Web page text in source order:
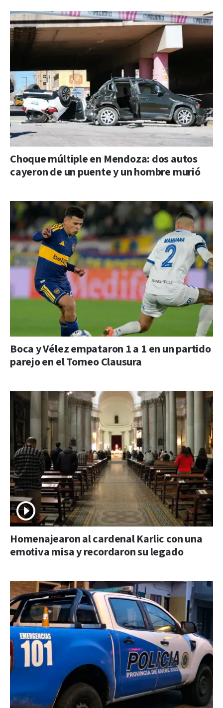
Choque múltiple en Mendoza: dos autos
cayeron de un puente y un hombre murió
Boca y Vélez empataron 1 a 1 en un partido
parejo en el Torneo Clausura
Homenajearon al cardenal Karlic con una
emotiva misa y recordaron su legado